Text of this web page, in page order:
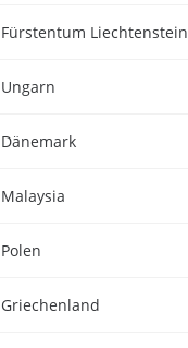
Fürstentum Liechtenstein
Ungarn
Dänemark
Malaysia
Polen
Griechenland